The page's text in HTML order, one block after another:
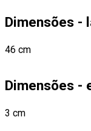
Dimensões -
46 cm
Dimensões -
3 cm